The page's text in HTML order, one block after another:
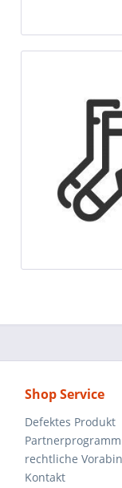
Shop Service
Defektes Produkt
Partnerprogramm
rechtliche
Kontakt